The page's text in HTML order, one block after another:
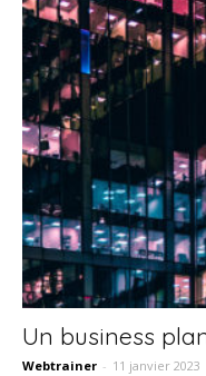
Un business
Webtrainer - 11 janvier 2023